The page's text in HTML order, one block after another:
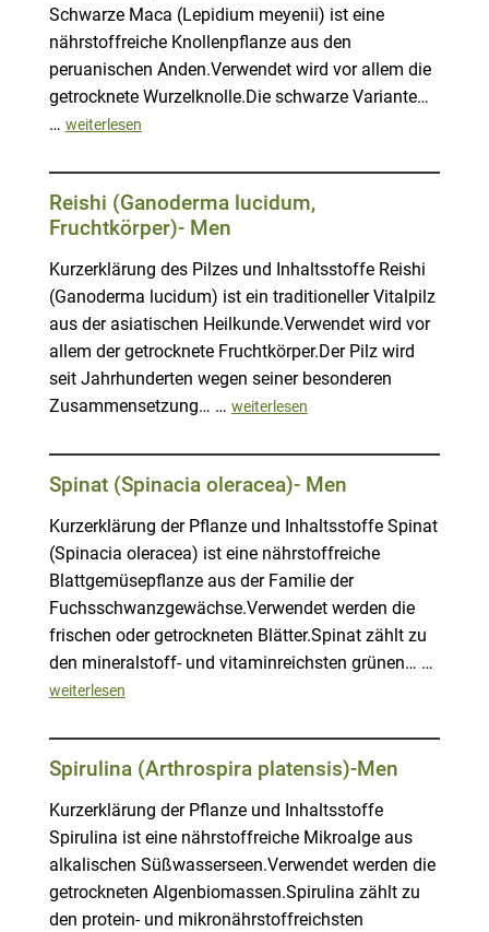
Schwarze Maca (Lepidium meyenii) ist eine
nährstoffreiche Knollenpflanze aus den
peruanischen Anden.Verwendet wird vor allem die
getrocknete Wurzelknolle.Die schwarze Variante…
… weiterlesen
Reishi (Ganoderma lucidum,
Fruchtkörper)- Men
Kurzerklärung des Pilzes und Inhaltsstoffe Reishi
(Ganoderma lucidum) ist ein traditioneller Vitalpilz
aus der asiatischen Heilkunde.Verwendet wird vor
allem der getrocknete Fruchtkörper.Der Pilz wird
seit Jahrhunderten wegen seiner besonderen
Zusammensetzung… … weiterlesen
Spinat (Spinacia oleracea)- Men
Kurzerklärung der Pflanze und Inhaltsstoffe Spinat
(Spinacia oleracea) ist eine nährstoffreiche
Blattgemüsepflanze aus der Familie der
Fuchsschwanzgewächse.Verwendet werden die
frischen oder getrockneten Blätter.Spinat zählt zu
den mineralstoff- und vitaminreichsten grünen… …
weiterlesen
Spirulina (Arthrospira platensis)-Men
Kurzerklärung der Pflanze und Inhaltsstoffe
Spirulina ist eine nährstoffreiche Mikroalge aus
alkalischen Süßwasserseen.Verwendet werden die
getrockneten Algenbiomassen.Spirulina zählt zu
den protein- und mikronährstoffreichsten